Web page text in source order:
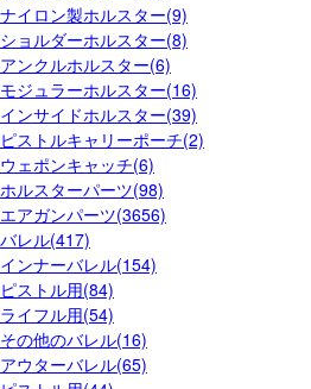
ナイロン製ホルスター(9)
ショルダーホルスター(8)
アンクルホルスター(6)
モジュラーホルスター(16)
インサイドホルスター(39)
ピストルキャリーポーチ(2)
ウェポンキャッチ(6)
ホルスターパーツ(98)
エアガンパーツ(3656)
バレル(417)
インナーバレル(154)
ピストル用(84)
ライフル用(54)
その他のバレル(16)
アウターバレル(65)